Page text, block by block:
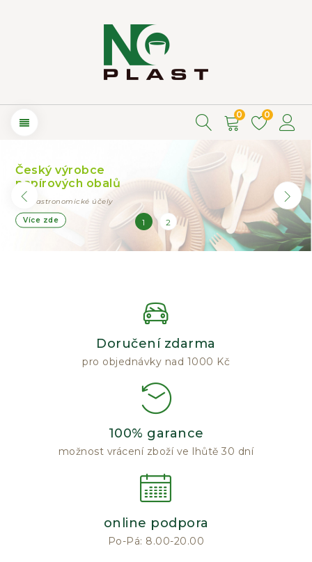
0 0
Český výrobce
papírových obalů
pro gastronomické účely
Více zde 1 2
Doručení zdarma
pro objednávky nad 1000 Kč
100% garance
možnost vrácení zboží ve lhůtě 30 dní
online podpora
Po-Pá: 8.00-20.00